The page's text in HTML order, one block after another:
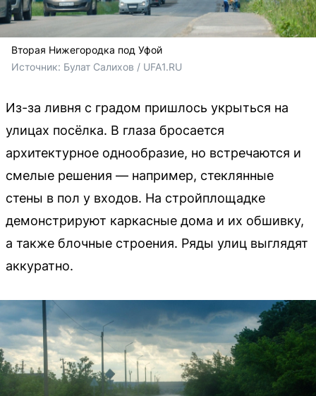
Вторая Нижегородка под Уфой
Источник: Булат Салихов / UFA1.RU
Из-за ливня с градом пришлось укрыться на
улицах посёлка. В глаза бросается
архитектурное однообразие, но встречаются и
смелые решения — например, стеклянные
стены в пол у входов. На стройплощадке
демонстрируют каркасные дома и их обшивку,
а также блочные строения. Ряды улиц выглядят
аккуратно.